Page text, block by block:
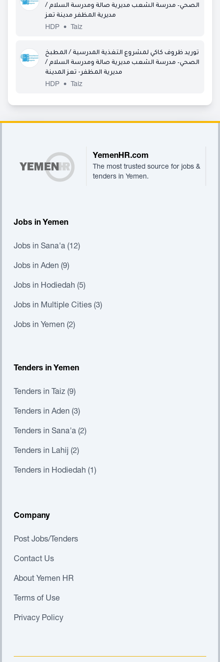
الصحي– مدرسة الشعب مديرية صالة ومدرسة السلام /
مديرية المظفر مدينة تعز
HDP
• Taiz
توريد ظروف كاكي لمشروع التغذية المدرسية / المطبخ
الصحي– مدرسة الشعب مديرية صالة ومدرسة السلام /
مديرية المظفر- تعز المدينة
HDP
• Taiz
YemenHR.com
The most trusted source for jobs &
tenders in Yemen.
Jobs in Yemen
Jobs in Sana'a (12)
Jobs in Aden (9)
Jobs in Hodiedah (5)
Jobs in Multiple Cities (3)
Jobs in Yemen (2)
Tenders in Yemen
Tenders in Taiz (9)
Tenders in Aden (3)
Tenders in Sana'a (2)
Tenders in Lahij (2)
Tenders in Hodiedah (1)
Company
Post Jobs/Tenders
Contact Us
About Yemen HR
Terms of Use
Privacy Policy